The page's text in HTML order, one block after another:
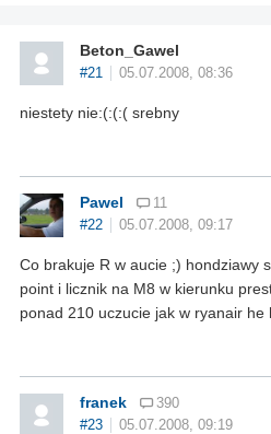
Beton_Gawel
#21 05.07.2008, 08:36
niestety nie:(:(:( srebny
Pawel
11
#22
05.07.2008, 09:17
Co brakuje R w aucie ;) hondziawy
point i licznik na M8 w kierunku
ponad 210 uczucie jak w ryanair he
franek
390
#23
05.07.2008, 09:19